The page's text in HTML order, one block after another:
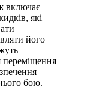
включає
які
його
переміщення
бою.